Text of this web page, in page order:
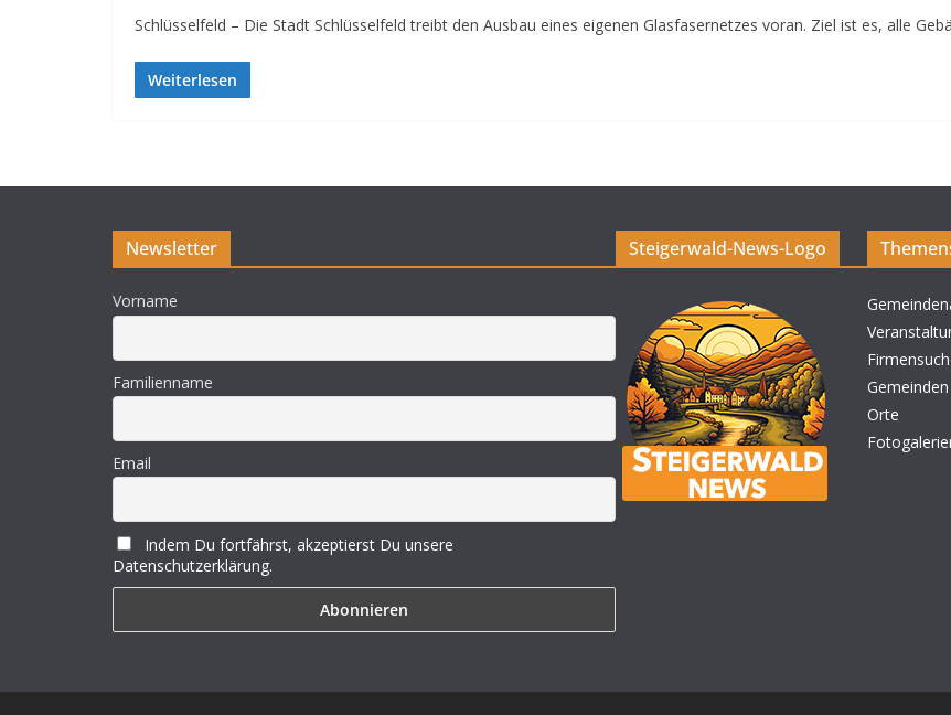
Schlüsselfeld – Die Stadt Schlüsselfeld treibt den Ausbau eines eigenen Glasfasernetzes voran. Ziel ist es, alle
Weiterlesen
Newsletter
Vorname
Familienname
Email
Indem Du fortfährst, akzeptierst Du unsere
Datenschutzerklärung.
Steigerwald-News-Logo
Gemeinden
Orte